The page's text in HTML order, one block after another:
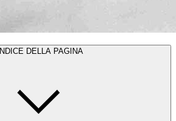
INDICE DELLA PAGINA